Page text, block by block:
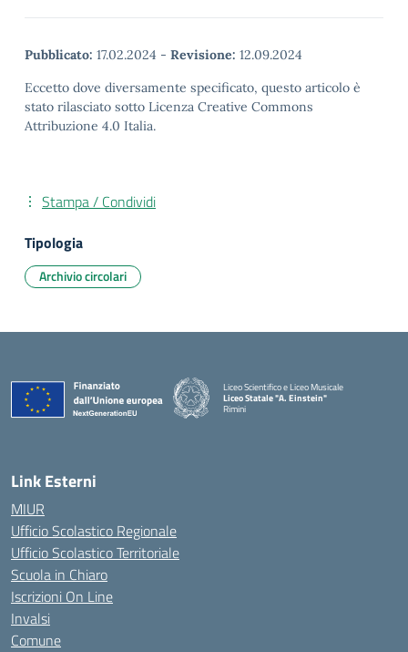
Pubblicato: 17.02.2024 - Revisione: 12.09.2024
Eccetto dove diversamente specificato, questo articolo è
stato rilasciato sotto Licenza Creative Commons
Attribuzione 4.0 Italia.
Stampa / Condividi
Tipologia
Archivio circolari
Liceo Scientifico e Liceo Musicale
Liceo Statale "A. Einstein"
Rimini
Link Esterni
MIUR
Ufficio Scolastico Regionale
Ufficio Scolastico Territoriale
Scuola in Chiaro
Iscrizioni On Line
Invalsi
Comune